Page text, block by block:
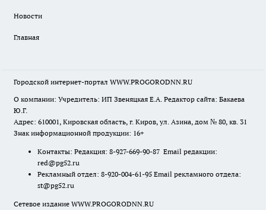
Новости
Главная
Городской интернет-портал WWW.PROGORODNN.RU
О компании: Учредитель: ИП Звеняцкая Е.А. Редактор сайта: Бакаева
Ю.Г.
Адрес: 610001, Кировская область, г. Киров, ул. Азина, дом № 80, кв. 31
Знак информационной продукции: 16+
Контакты: Редакция: 8-927-669-90-87 Email редакции:
red@pg52.ru
Рекламный отдел: 8-920-004-61-95 Email рекламного отдела:
st@pg52.ru
Сетевое издание WWW.PROGORODNN.RU